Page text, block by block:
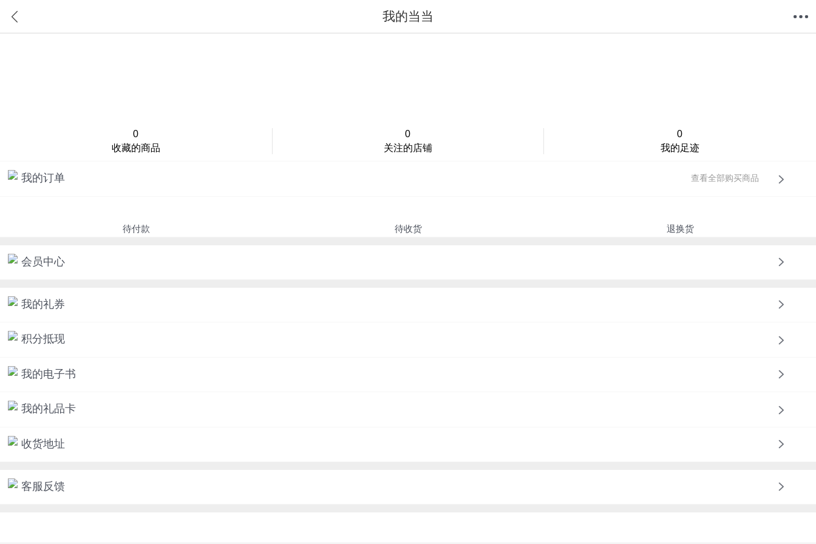
我的当当
0
收藏的商品
0
关注的店铺
0
我的足迹
我的订单 查看全部购买商品
待付款 待收货 退换货
会员中心
我的礼券
积分抵现
我的电子书
我的礼品卡
收货地址
客服反馈